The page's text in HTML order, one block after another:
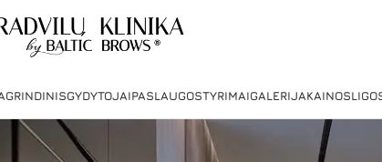
GYDYTOJAIPASLAUGOSTYRIMAIGALERIJAKAINOS